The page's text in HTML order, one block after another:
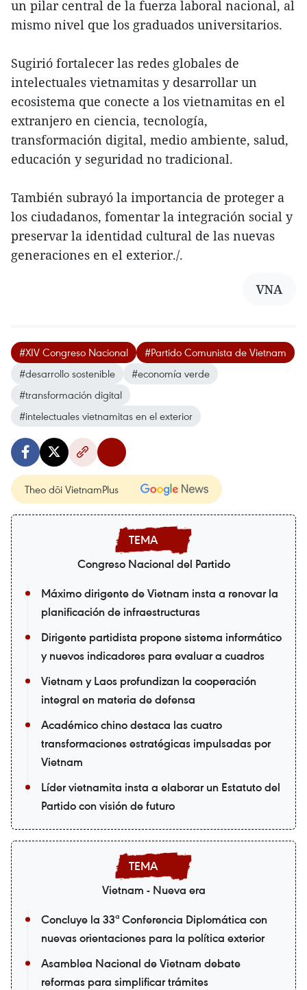
un pilar central de la fuerza laboral nacional, al
mismo nivel que los graduados universitarios.
Sugirió fortalecer las redes globales de
intelectuales vietnamitas y desarrollar un
ecosistema que conecte a los vietnamitas en el
extranjero en ciencia, tecnología,
transformación digital, medio ambiente, salud,
educación y seguridad no tradicional.
También subrayó la importancia de proteger a
los ciudadanos, fomentar la integración social y
preservar la identidad cultural de las nuevas
generaciones en el exterior./.
VNA
#XIV Congreso Nacional
#Partido Comunista de Vietnam
#desarrollo sostenible
#economía verde
#transformación digital
#intelectuales vietnamitas en el exterior
Theo dõi VietnamPlus
Congreso Nacional del Partido
Máximo dirigente de Vietnam insta a renovar la
planificación de infraestructuras
Dirigente partidista propone sistema informático
y nuevos indicadores para evaluar a cuadros
Vietnam y Laos profundizan la cooperación
integral en materia de defensa
Académico chino destaca las cuatro
transformaciones estratégicas impulsadas por
Vietnam
Líder vietnamita insta a elaborar un Estatuto del
Partido con visión de futuro
Vietnam - Nueva era
Concluye la 33ª Conferencia Diplomática con
nuevas orientaciones para la política exterior
Asamblea Nacional de Vietnam debate
reformas para simplificar trámites